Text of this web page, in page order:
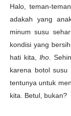
Halo, teman-
adakah yang
minum susu
kondisi yang
hati kita,lho .
karena botol susu
tentunya untuk
kita. Betul, bukan?